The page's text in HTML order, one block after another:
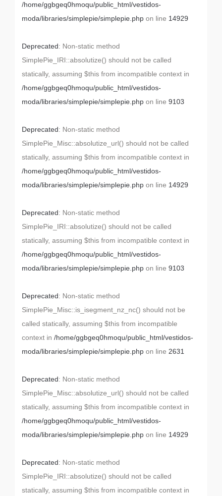
/home/ggbgeq0hmoqu/public_html/vestidos-
moda/libraries/simplepie/simplepie.php on line 14929
Deprecated: Non-static method
SimplePie_IRI::absolutize() should not be called
statically, assuming $this from incompatible context in
/home/ggbgeq0hmoqu/public_html/vestidos-
moda/libraries/simplepie/simplepie.php on line 9103
Deprecated: Non-static method
SimplePie_Misc::absolutize_url() should not be called
statically, assuming $this from incompatible context in
/home/ggbgeq0hmoqu/public_html/vestidos-
moda/libraries/simplepie/simplepie.php on line 14929
Deprecated: Non-static method
SimplePie_IRI::absolutize() should not be called
statically, assuming $this from incompatible context in
/home/ggbgeq0hmoqu/public_html/vestidos-
moda/libraries/simplepie/simplepie.php on line 9103
Deprecated: Non-static method
SimplePie_Misc::is_isegment_nz_nc() should not be
called statically, assuming $this from incompatible
context in /home/ggbgeq0hmoqu/public_html/vestidos-
moda/libraries/simplepie/simplepie.php on line 2631
Deprecated: Non-static method
SimplePie_Misc::absolutize_url() should not be called
statically, assuming $this from incompatible context in
/home/ggbgeq0hmoqu/public_html/vestidos-
moda/libraries/simplepie/simplepie.php on line 14929
Deprecated: Non-static method
SimplePie_IRI::absolutize() should not be called
statically, assuming $this from incompatible context in